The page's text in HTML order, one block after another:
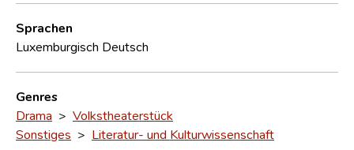
Sprachen
Luxemburgisch Deutsch
Genres
Drama > Volkstheaterstück
Sonstiges > Literatur- und Kulturwissenschaft